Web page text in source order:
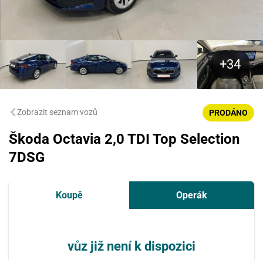
Zobrazit seznam vozů PRODÁNO
Škoda Octavia 2,0 TDI Top Selection
7DSG
Koupě Operák
vůz již není k dispozici